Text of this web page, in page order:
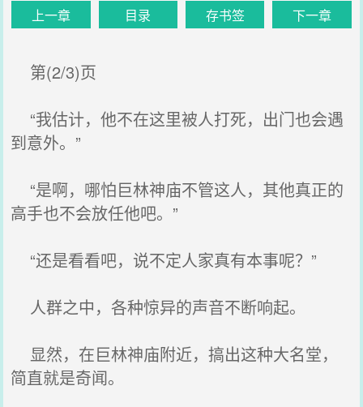
上一章 目录 存书签 下一章
第(2/3)页
“我估计，他不在这里被人打死，出门也会遇
到意外。”
“是啊，哪怕巨林神庙不管这人，其他真正的
高手也不会放任他吧。”
“还是看看吧，说不定人家真有本事呢？”
人群之中，各种惊异的声音不断响起。
显然，在巨林神庙附近，搞出这种大名堂，
简直就是奇闻。